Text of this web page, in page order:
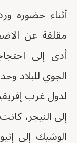
أثناء حضوره
مقلقة عن
أدى إلى
الجوي للبلاد
لدول غرب
إلى النيجر،
الوشيك إلى